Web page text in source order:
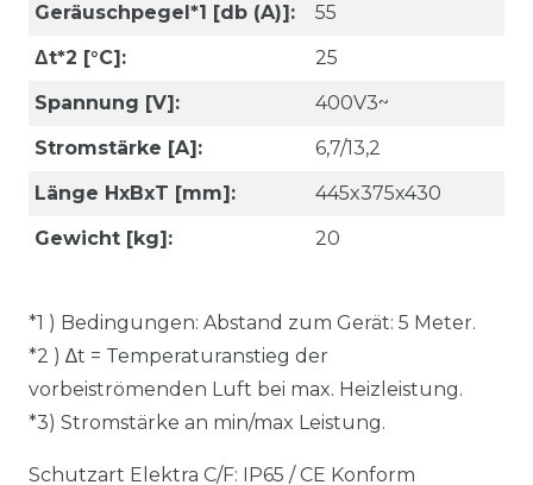
Geräuschpegel*1 [db (A)]:
55
Δt*2 [°C]:
25
Spannung [V]:
400V3~
Stromstärke [A]:
6,7/13,2
Länge HxBxT [mm]:
445x375x430
Gewicht [kg]:
20
*1 ) Bedingungen: Abstand zum Gerät: 5 Meter.
*2 ) ∆t = Temperaturanstieg der
vorbeiströmenden Luft bei max. Heizleistung.
*3) Stromstärke an min/max Leistung.
Schutzart Elektra C/F: IP65 / CE Konform